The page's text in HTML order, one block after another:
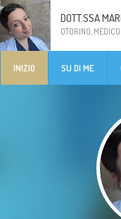
DOTT.SSA
OTORINO,
INIZIO SU DI ME